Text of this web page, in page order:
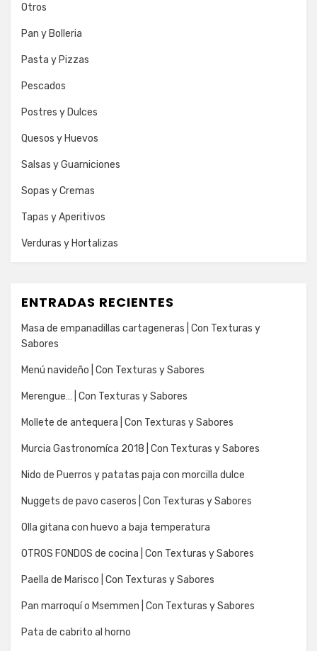
Otros
Pan y Bolleria
Pasta y Pizzas
Pescados
Postres y Dulces
Quesos y Huevos
Salsas y Guarniciones
Sopas y Cremas
Tapas y Aperitivos
Verduras y Hortalizas
ENTRADAS RECIENTES
Masa de empanadillas cartageneras | Con Texturas y
Sabores
Menú navideño | Con Texturas y Sabores
Merengue… | Con Texturas y Sabores
Mollete de antequera | Con Texturas y Sabores
Murcia Gastronomíca 2018 | Con Texturas y Sabores
Nido de Puerros y patatas paja con morcilla dulce
Nuggets de pavo caseros | Con Texturas y Sabores
Olla gitana con huevo a baja temperatura
OTROS FONDOS de cocina | Con Texturas y Sabores
Paella de Marisco | Con Texturas y Sabores
Pan marroquí o Msemmen | Con Texturas y Sabores
Pata de cabrito al horno